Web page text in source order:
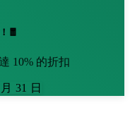
🧧
10% 的折扣
31 日